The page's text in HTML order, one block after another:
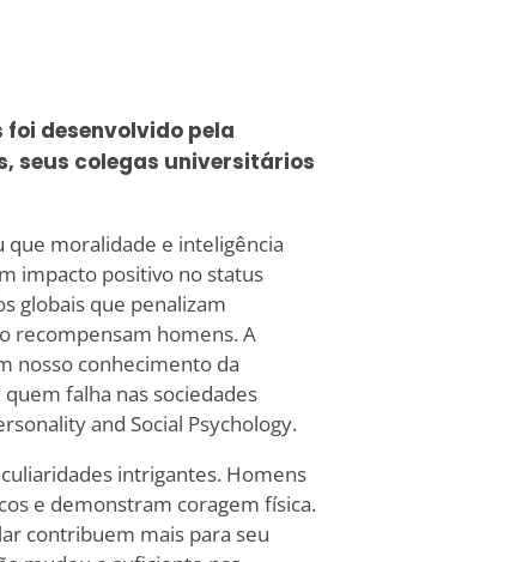
foi desenvolvido pela
seus colegas universitários
que moralidade e inteligência
impacto positivo no status
globais que penalizam
recompensam homens. A
nosso conhecimento da
falha nas sociedades
and Social Psychology.
intrigantes. Homens
e demonstram coragem física.
contribuem mais para seu